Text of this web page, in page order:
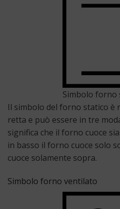
Simbolo forno
Il simbolo del forno statico è
retta e può essere in tre
significa che il forno cuoce
in basso il forno cuoce solo
cuoce solamente sopra.
Simbolo forno ventilato